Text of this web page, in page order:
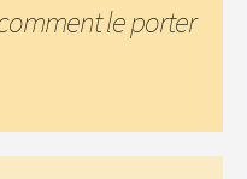
le porter